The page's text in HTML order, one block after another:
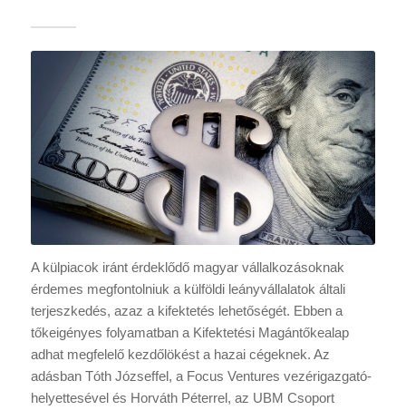
A külpiacok iránt érdeklődő magyar vállalkozásoknak
érdemes megfontolniuk a külföldi leányvállalatok általi
terjeszkedés, azaz a kifektetés lehetőségét. Ebben a
tőkeigényes folyamatban a Kifektetési Magántőkealap
adhat megfelelő kezdőlökést a hazai cégeknek. Az
adásban Tóth Józseffel, a Focus Ventures vezérigazgató-
helyettesével és Horváth Péterrel, az UBM Csoport